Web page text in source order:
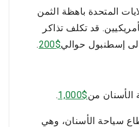
المتحدة باهظة الثمن
قد تكلف تذاكر
إلى إسطنبول حوالي$200
.
الأسنان من$1,000
.
سياحة الأسنان، وهي